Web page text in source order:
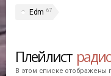
Edm 67
Плейлист
В этом списке отображены